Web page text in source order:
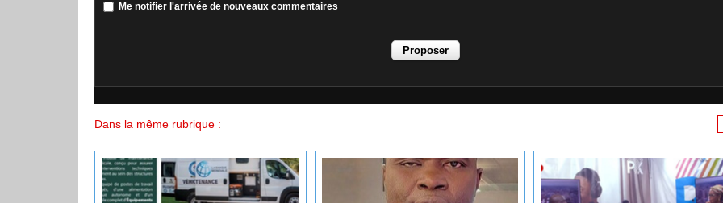
Me notifier l'arrivée de nouveaux commentaires
Dans la même rubrique :